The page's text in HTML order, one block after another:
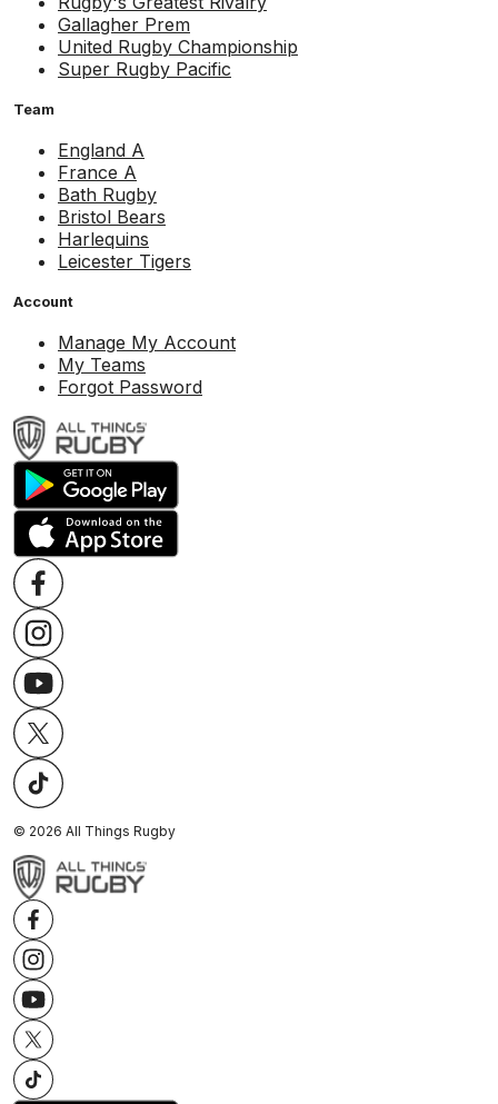
Gallagher Prem
United Rugby Championship
Super Rugby Pacific
Team
England A
France A
Bath Rugby
Bristol Bears
Harlequins
Leicester Tigers
Account
Manage My Account
My Teams
Forgot Password
© 2026 All Things Rugby